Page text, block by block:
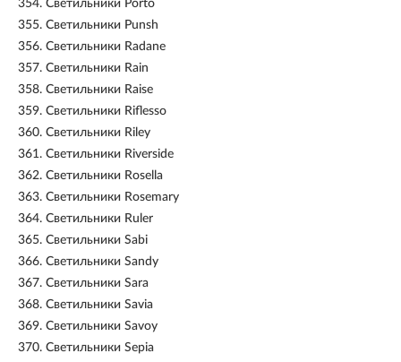
354. Светильники Porto
355. Светильники Punsh
356. Светильники Radane
357. Светильники Rain
358. Светильники Raise
359. Светильники Riflesso
360. Светильники Riley
361. Светильники Riverside
362. Светильники Rosella
363. Светильники Rosemary
364. Светильники Ruler
365. Светильники Sabi
366. Светильники Sandy
367. Светильники Sara
368. Светильники Savia
369. Светильники Savoy
370. Светильники Sepia